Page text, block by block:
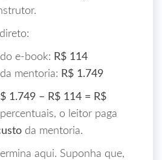
e‑book: R$ 114
mentoria: R$ 1.749
1.749 – R$ 114 = R$
o leitor paga
da mentoria.
aqui. Suponha que,